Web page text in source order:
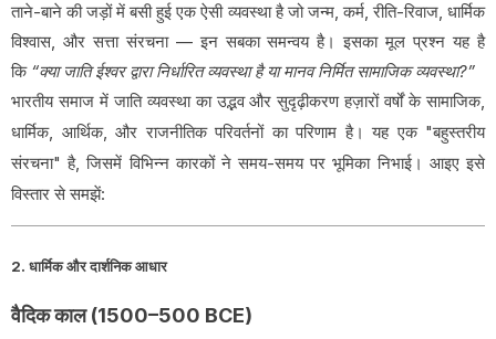
ताने-बाने की जड़ों में बसी हुई एक ऐसी व्यवस्था है जो जन्म, कर्म, रीति-रिवाज, धार्मिक
विश्वास, और सत्ता संरचना — इन सबका समन्वय है। इसका मूल प्रश्न यह है
कि “क्या जाति ईश्वर द्वारा निर्धारित व्यवस्था है या मानव निर्मित सामाजिक व्यवस्था?”
भारतीय समाज में जाति व्यवस्था का उद्भव और सुदृढ़ीकरण हज़ारों वर्षों के सामाजिक,
धार्मिक, आर्थिक, और राजनीतिक परिवर्तनों का परिणाम है। यह एक "बहुस्तरीय
संरचना" है, जिसमें विभिन्न कारकों ने समय-समय पर भूमिका निभाई। आइए इसे
विस्तार से समझें:
2. धार्मिक और दार्शनिक आधार
वैदिक काल (1500–500 BCE)